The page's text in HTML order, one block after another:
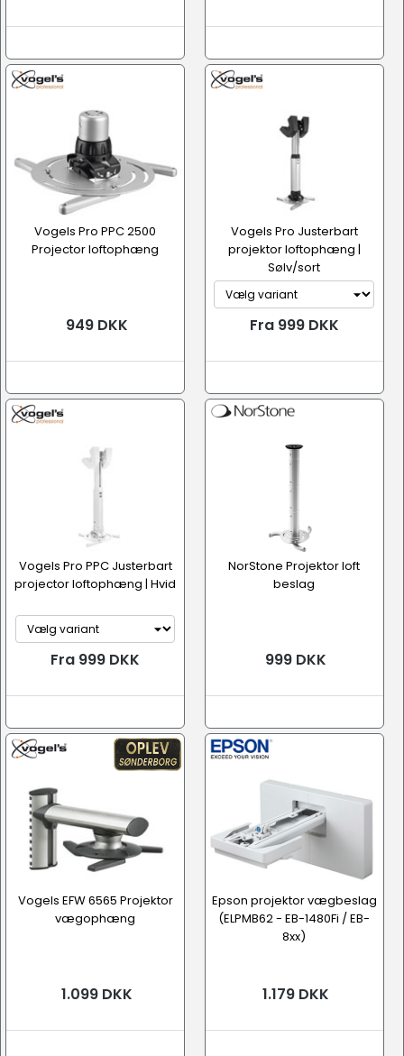
Vogels Pro PPC 2500
Projector loftophæng
949 DKK
Vogels Pro Justerbart
projektor loftophæng |
Sølv/sort
Fra 999 DKK
Vogels Pro PPC Justerbart
projector loftophæng | Hvid
Fra 999 DKK
NorStone Projektor loft
beslag
999 DKK
Vogels EFW 6565 Projektor
vægophæng
1.099 DKK
Epson projektor vægbeslag
(ELPMB62 - EB-1480Fi / EB-
8xx)
1.179 DKK